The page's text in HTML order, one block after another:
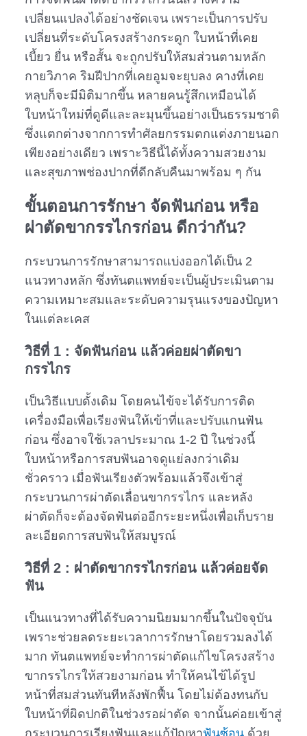
เปลี่ยนแปลงได้อย่างชัดเจน เพราะเป็นการปรับ
เปลี่ยนที่ระดับโครงสร้างกระดูก ใบหน้าที่เคย
เบี้ยว ยื่น หรือสั้น จะถูกปรับให้สมส่วนตามหลัก
กายวิภาค ริมฝีปากที่เคยอูมจะยุบลง คางที่เคย
หลุบก็จะมีมิติมากขึ้น หลายคนรู้สึกเหมือนได้
ใบหน้าใหม่ที่ดูดีและละมุนขึ้นอย่างเป็นธรรมชาติ
ซึ่งแตกต่างจากการทำศัลยกรรมตกแต่งภายนอก
เพียงอย่างเดียว เพราะวิธีนี้ได้ทั้งความสวยงาม
และสุขภาพช่องปากที่ดีกลับคืนมาพร้อม ๆ กัน
ขั้นตอนการรักษา จัดฟันก่อน หรือ
ผ่าตัดขากรรไกรก่อน ดีกว่ากัน?
กระบวนการรักษาสามารถแบ่งออกได้เป็น 2
แนวทางหลัก ซึ่งทันตแพทย์จะเป็นผู้ประเมินตาม
ความเหมาะสมและระดับความรุนแรงของปัญหา
ในแต่ละเคส
วิธีที่ 1 : จัดฟันก่อน แล้วค่อยผ่าตัดขา
กรรไกร
เป็นวิธีแบบดั้งเดิม โดยคนไข้จะได้รับการติด
เครื่องมือเพื่อเรียงฟันให้เข้าที่และปรับแกนฟัน
ก่อน ซึ่งอาจใช้เวลาประมาณ 1-2 ปี ในช่วงนี้
ใบหน้าหรือการสบฟันอาจดูแย่ลงกว่าเดิม
ชั่วคราว เมื่อฟันเรียงตัวพร้อมแล้วจึงเข้าสู่
กระบวนการผ่าตัดเลื่อนขากรรไกร และหลัง
ผ่าตัดก็จะต้องจัดฟันต่ออีกระยะหนึ่งเพื่อเก็บราย
ละเอียดการสบฟันให้สมบูรณ์
วิธีที่ 2 : ผ่าตัดขากรรไกรก่อน แล้วค่อยจัด
ฟัน
เป็นแนวทางที่ได้รับความนิยมมากขึ้นในปัจจุบัน
เพราะช่วยลดระยะเวลาการรักษาโดยรวมลงได้
มาก ทันตแพทย์จะทำการผ่าตัดแก้ไขโครงสร้าง
ขากรรไกรให้สวยงามก่อน ทำให้คนไข้ได้รูป
หน้าที่สมส่วนทันทีหลังพักฟื้น โดยไม่ต้องทนกับ
ใบหน้าที่ผิดปกติในช่วงรอผ่าตัด จากนั้นค่อยเข้าสู่